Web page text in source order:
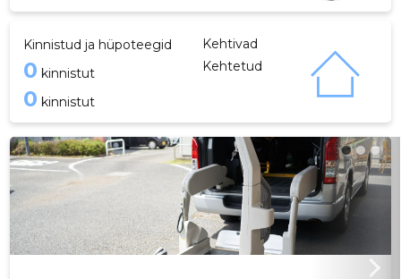
Kinnistud ja hüpoteegid Kehtivad
0 kinnistut Kehtetud
0 kinnistut